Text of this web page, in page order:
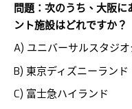
問題：次のうち、大阪
ント施設はどれですか？
A) ユニバーサルスタジ
B) 東京ディズニーランド
C) 富士急ハイランド